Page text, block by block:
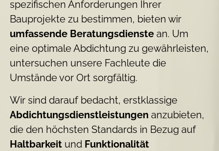
spezifischen Anforderungen Ihrer
Bauprojekte zu bestimmen, bieten wir
umfassende Beratungsdienste an. Um
eine optimale Abdichtung zu gewährleisten,
untersuchen unsere Fachleute die
Umstände vor Ort sorgfältig.
Wir sind darauf bedacht, erstklassige
Abdichtungsdienstleistungen anzubieten,
die den höchsten Standards in Bezug auf
Haltbarkeit und Funktionalität